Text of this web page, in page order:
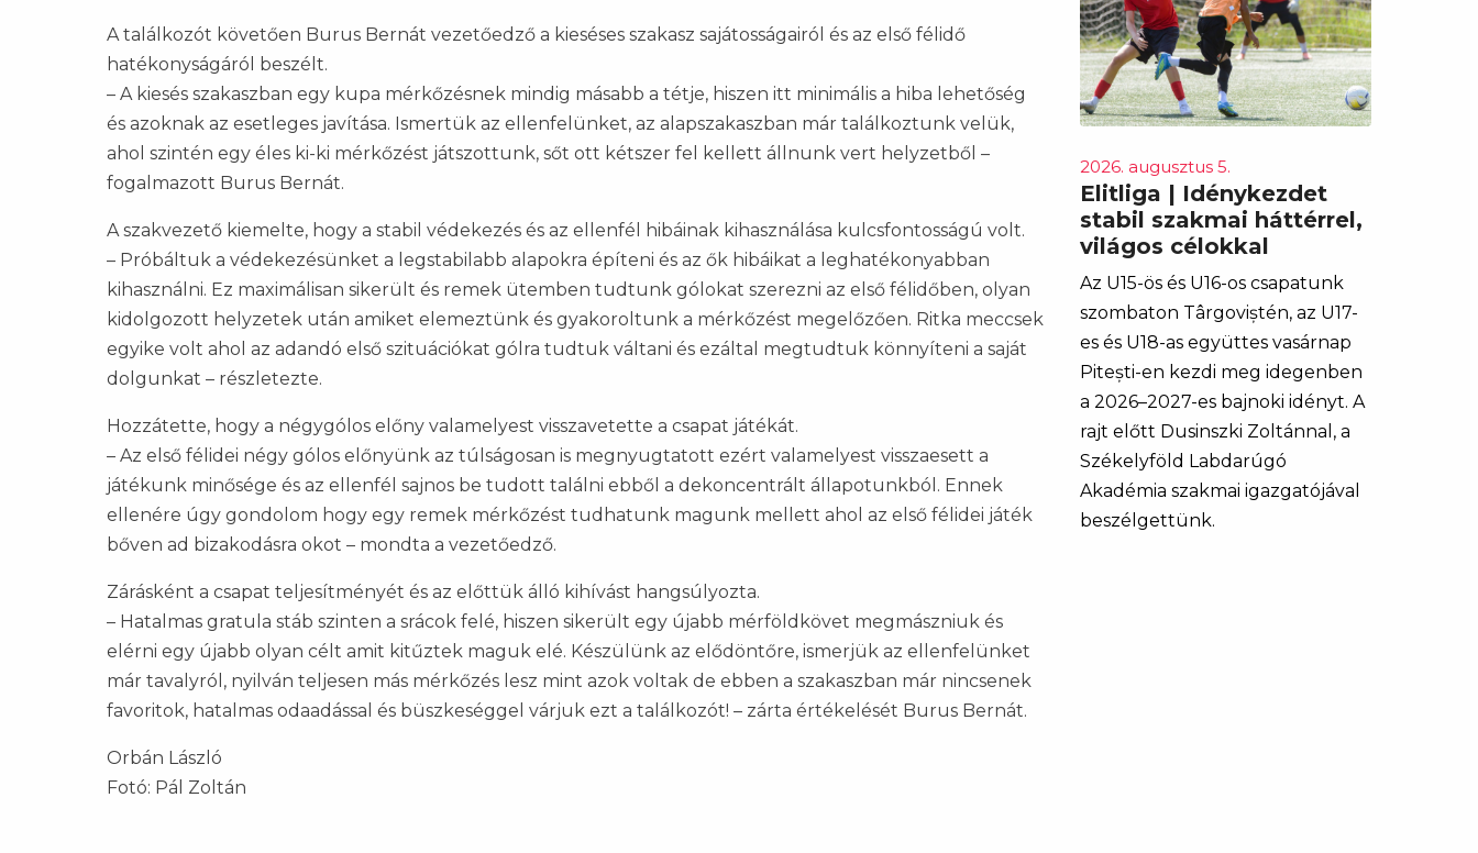
A találkozót követően Burus Bernát vezetőedző a kieséses szakasz sajátosságairól és az első félidő
hatékonyságáról beszélt.
– A kiesés szakaszban egy kupa mérkőzésnek mindig másabb a tétje, hiszen itt minimális a hiba lehetőség
és azoknak az esetleges javítása. Ismertük az ellenfelünket, az alapszakaszban már találkoztunk velük,
ahol szintén egy éles ki-ki mérkőzést játszottunk, sőt ott kétszer fel kellett állnunk vert helyzetből –
fogalmazott Burus Bernát.
A szakvezető kiemelte, hogy a stabil védekezés és az ellenfél hibáinak kihasználása kulcsfontosságú volt.
– Próbáltuk a védekezésünket a legstabilabb alapokra építeni és az ők hibáikat a leghatékonyabban
kihasználni. Ez maximálisan sikerült és remek ütemben tudtunk gólokat szerezni az első félidőben, olyan
kidolgozott helyzetek után amiket elemeztünk és gyakoroltunk a mérkőzést megelőzően. Ritka meccsek
egyike volt ahol az adandó első szituációkat gólra tudtuk váltani és ezáltal megtudtuk könnyíteni a saját
dolgunkat – részletezte.
Hozzátette, hogy a négygólos előny valamelyest visszavetette a csapat játékát.
– Az első félidei négy gólos előnyünk az túlságosan is megnyugtatott ezért valamelyest visszaesett a
játékunk minősége és az ellenfél sajnos be tudott találni ebből a dekoncentrált állapotunkból. Ennek
ellenére úgy gondolom hogy egy remek mérkőzést tudhatunk magunk mellett ahol az első félidei játék
bőven ad bizakodásra okot – mondta a vezetőedző.
Zárásként a csapat teljesítményét és az előttük álló kihívást hangsúlyozta.
– Hatalmas gratula stáb szinten a srácok felé, hiszen sikerült egy újabb mérföldkövet megmászniuk és
elérni egy újabb olyan célt amit kitűztek maguk elé. Készülünk az elődöntőre, ismerjük az ellenfelünket
már tavalyról, nyilván teljesen más mérkőzés lesz mint azok voltak de ebben a szakaszban már nincsenek
favoritok, hatalmas odaadással és büszkeséggel várjuk ezt a találkozót! – zárta értékelését Burus Bernát.
Orbán László
Fotó: Pál Zoltán
2026. augusztus 5.
Elitliga | Idénykezdet
stabil szakmai háttérrel,
világos célokkal
Az U15-ös és U16-os csapatunk
szombaton Târgoviștén, az U17-
es és U18-as együttes vasárnap
Pitești-en kezdi meg idegenben
a 2026–2027-es bajnoki idényt. A
rajt előtt Dusinszki Zoltánnal, a
Székelyföld Labdarúgó
Akadémia szakmai igazgatójával
beszélgettünk.